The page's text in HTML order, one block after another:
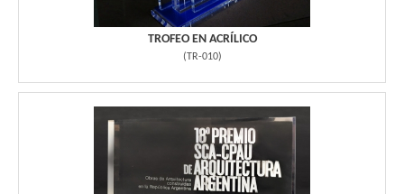
TROFEO EN ACRÍLICO
(TR-010)